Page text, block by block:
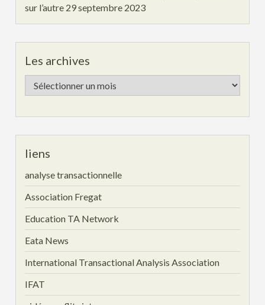
sur l’autre 29 septembre 2023
Les archives
Les
archives
liens
analyse transactionnelle
Association Fregat
Education TA Network
Eata News
International Transactional Analysis Association
IFAT